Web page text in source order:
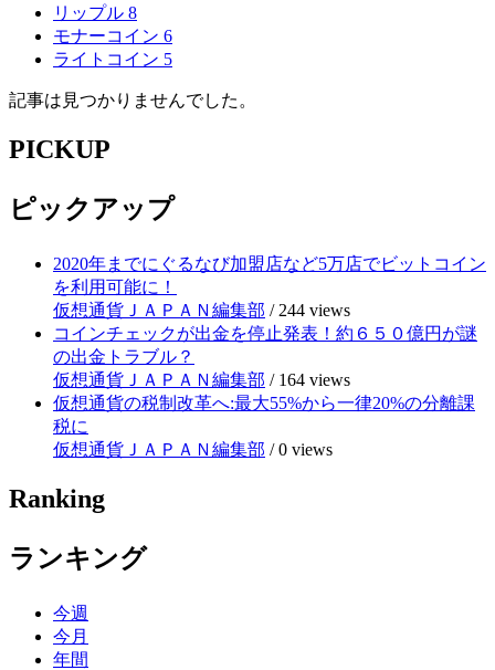
リップル 8
モナーコイン 6
ライトコイン 5
記事は見つかりませんでした。
PICKUP
ピックアップ
2020年までにぐるなび加盟店など5万店でビットコイン
を利用可能に！
仮想通貨ＪＡＰＡＮ編集部 / 244 views
コインチェックが出金を停止発表！約６５０億円が謎
の出金トラブル？
仮想通貨ＪＡＰＡＮ編集部 / 164 views
仮想通貨の税制改革へ:最大55%から一律20%の分離課
税に
仮想通貨ＪＡＰＡＮ編集部 /0 views
Ranking
ランキング
今週
今月
年間